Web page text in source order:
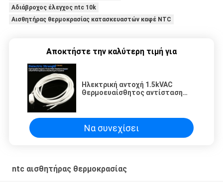
Αδιάβροχος έλεγχος ntc 10k
Αισθητήρας θερμοκρασίας κατασκευαστών καφέ NTC
Αποκτήστε την καλύτερη τιμή για
Ηλεκτρική αντοχή 1.5kVAC
Θερμοευαίσθητος αντίσταση
παρακολούθηση θερμοκρασίας
για βιομηχανικά
Να συνεχίσει
ntc αισθητήρας θερμοκρασίας